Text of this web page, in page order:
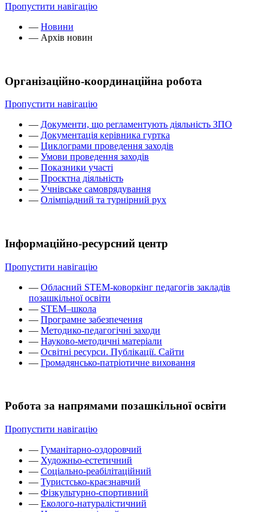
Пропустити навігацію
— Новини
— Архів новин
Організаційно-координаційна робота
Пропустити навігацію
— Документи, що регламентують діяльність ЗПО
— Документація керівника гуртка
— Циклограми проведення заходів
— Умови проведення заходів
— Показники участі
— Проєктна діяльність
— Учнівське самоврядування
— Олімпіадний та турнірний рух
Інформаційно-ресурсний центр
Пропустити навігацію
— Обласний STEM-коворкінг педагогів закладів
позашкільної освіти
— STEM–школа
— Програмне забезпечення
— Методико-педагогічні заходи
— Науково-методичні матеріали
— Освітні ресурси. Публікації. Сайти
— Громадянсько-патріотичне виховання
Робота за напрямами позашкільної освіти
Пропустити навігацію
— Гуманітарно-оздоровчий
— Художньо-естетичний
— Соціально-реабілітаційний
— Туристсько-краєзнавчий
— Фізкультурно-спортивний
— Еколого-натуралістичний